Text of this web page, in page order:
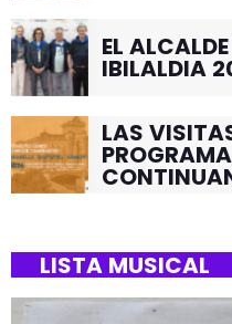
EL
IBILALDIA
LAS
LISTA MUSICAL